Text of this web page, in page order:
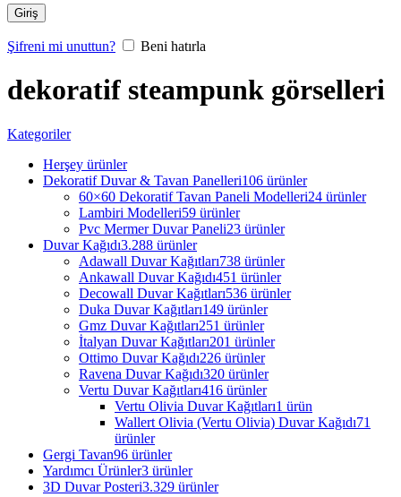
Giriş
Şifreni mi unuttun? Beni hatırla
dekoratif steampunk görselleri
Kategoriler
Herşey ürünler
Dekoratif Duvar & Tavan Panelleri106 ürünler
60×60 Dekoratif Tavan Paneli Modelleri24 ürünler
Lambiri Modelleri59 ürünler
Pvc Mermer Duvar Paneli23 ürünler
Duvar Kağıdı3.288 ürünler
Adawall Duvar Kağıtları738 ürünler
Ankawall Duvar Kağıdı451 ürünler
Decowall Duvar Kağıtları536 ürünler
Duka Duvar Kağıtları149 ürünler
Gmz Duvar Kağıtları251 ürünler
İtalyan Duvar Kağıtları201 ürünler
Ottimo Duvar Kağıdı226 ürünler
Ravena Duvar Kağıdı320 ürünler
Vertu Duvar Kağıtları416 ürünler
Vertu Olivia Duvar Kağıtları1 ürün
Wallert Olivia (Vertu Olivia) Duvar Kağıdı71
ürünler
Gergi Tavan96 ürünler
Yardımcı Ürünler3 ürünler
3D Duvar Posteri3.329 ürünler